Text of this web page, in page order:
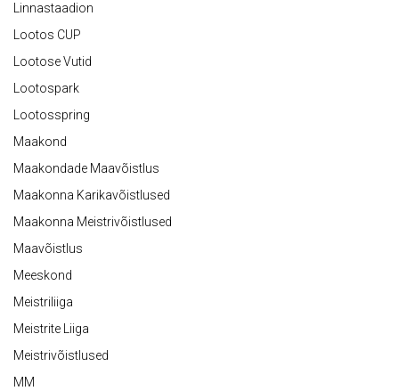
Linnastaadion
Lootos CUP
Lootose Vutid
Lootospark
Lootosspring
Maakond
Maakondade Maavõistlus
Maakonna Karikavõistlused
Maakonna Meistrivõistlused
Maavõistlus
Meeskond
Meistriliiga
Meistrite Liiga
Meistrivõistlused
MM